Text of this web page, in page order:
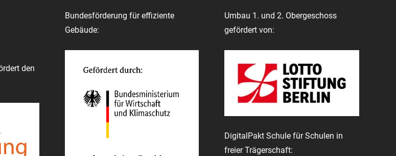
den
Bundesförderung für effiziente
Gebäude:
Umbau 1. und 2. Obergeschoss
gefördert von:
DigitalPakt Schule für Schulen in
freier Trägerschaft: